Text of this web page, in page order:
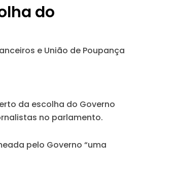
do
e União de Poupança
da escolha do Governo
no parlamento.
pelo Governo “uma